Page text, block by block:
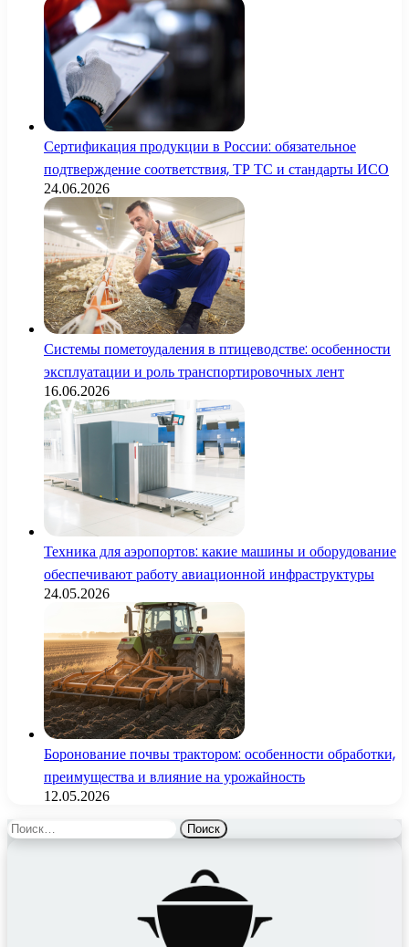
Сертификация продукции в России: обязательное
подтверждение соответствия, ТР ТС и стандарты ИСО
24.06.2026
Системы пометоудаления в птицеводстве: особенности
эксплуатации и роль транспортировочных лент
16.06.2026
Техника для аэропортов: какие машины и оборудование
обеспечивают работу авиационной инфраструктуры
24.05.2026
Боронование почвы трактором: особенности обработки,
преимущества и влияние на урожайность
12.05.2026
Найти: